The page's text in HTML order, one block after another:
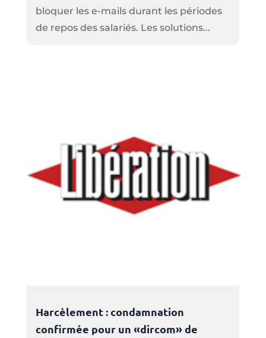
bloquer les e-mails durant les périodes
de repos des salariés. Les solutions...
Harcèlement : condamnation
confirmée pour un «dircom» de